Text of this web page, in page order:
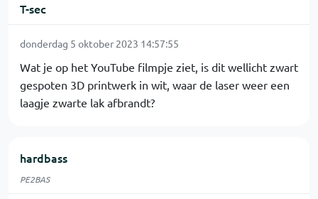
T-sec
donderdag 5 oktober 2023 14:57:55
Wat je op het YouTube filmpje ziet, is dit wellicht zwart
gespoten 3D printwerk in wit, waar de laser weer een
laagje zwarte lak afbrandt?
hardbass
PE2BAS